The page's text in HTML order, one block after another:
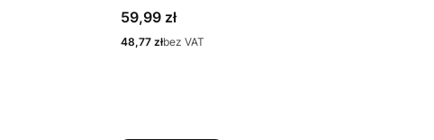
PAPIEROWA
Cena
59,99 zł
Cena
48,77 złbez VAT